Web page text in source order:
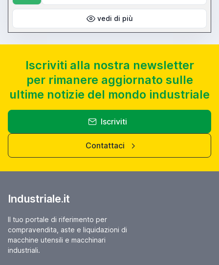
vedi di più
Iscriviti alla nostra newsletter
per rimanere aggiornato sulle
ultime notizie del mondo industriale
Iscriviti
Contattaci
Industriale.it
Il tuo portale di riferimento per
compravendita, aste e liquidazioni di
macchine utensili e macchinari
industriali.